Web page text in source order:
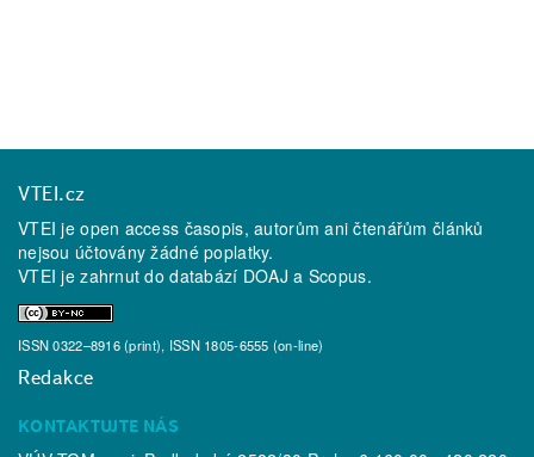
VTEI.cz
VTEI je open access časopis, autorům ani čtenářům článků
nejsou účtovány žádné poplatky.
VTEI je zahrnut do databází DOAJ a Scopus.
ISSN 0322–8916 (print), ISSN 1805-6555 (on-line)
Redakce
KONTAKTUJTE NÁS